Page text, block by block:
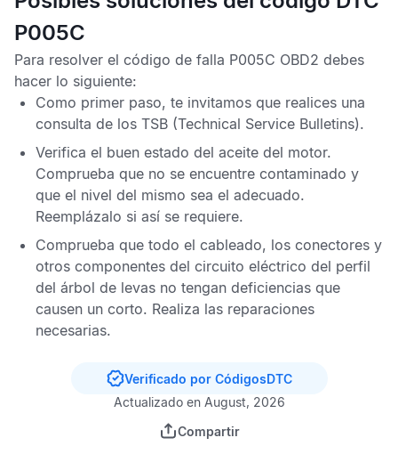
P005C
Para resolver el código de falla P005C OBD2 debes
hacer lo siguiente:
Como primer paso, te invitamos que realices una
consulta de los TSB (Technical Service Bulletins).
Verifica el buen estado del aceite del motor.
Comprueba que no se encuentre contaminado y
que el nivel del mismo sea el adecuado.
Reemplázalo si así se requiere.
Comprueba que todo el cableado, los conectores y
otros componentes del circuito eléctrico del perfil
del árbol de levas no tengan deficiencias que
causen un corto. Realiza las reparaciones
necesarias.
Verificado por CódigosDTC
Actualizado en August, 2026
Compartir